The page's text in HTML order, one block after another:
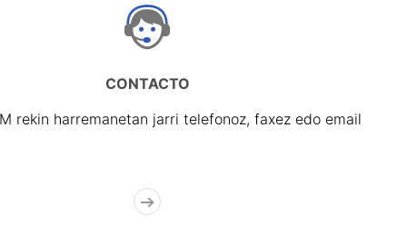
CONTACTO
rekin harremanetan jarri telefonoz, faxez edo email